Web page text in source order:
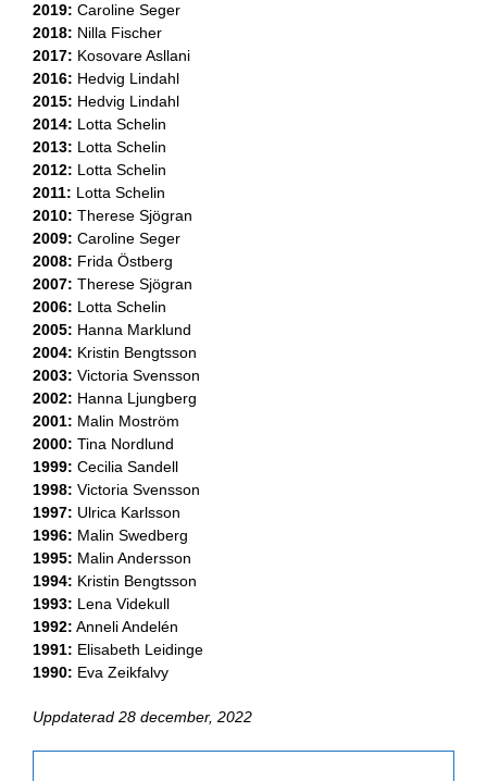
2019: Caroline Seger
2018: Nilla Fischer
2017: Kosovare Asllani
2016: Hedvig Lindahl
2015: Hedvig Lindahl
2014: Lotta Schelin
2013: Lotta Schelin
2012: Lotta Schelin
2011: Lotta Schelin
2010: Therese Sjögran
2009: Caroline Seger
2008: Frida Östberg
2007: Therese Sjögran
2006: Lotta Schelin
2005: Hanna Marklund
2004: Kristin Bengtsson
2003: Victoria Svensson
2002: Hanna Ljungberg
2001: Malin Moström
2000: Tina Nordlund
1999: Cecilia Sandell
1998: Victoria Svensson
1997: Ulrica Karlsson
1996: Malin Swedberg
1995: Malin Andersson
1994: Kristin Bengtsson
1993: Lena Videkull
1992: Anneli Andelén
1991: Elisabeth Leidinge
1990: Eva Zeikfalvy
Uppdaterad 28 december, 2022